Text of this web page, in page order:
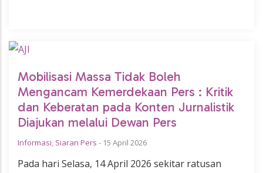
Mobilisasi Massa Tidak Boleh
Mengancam Kemerdekaan Pers : Kritik
dan Keberatan pada Konten Jurnalistik
Diajukan melalui Dewan Pers
Informasi, Siaran Pers - 15 April 2026
Pada hari Selasa, 14 April 2026 sekitar ratusan